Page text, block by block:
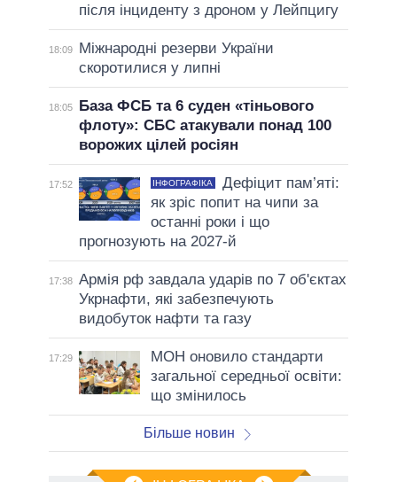
після інциденту з дроном у Лейпцигу
18:09
Міжнародні резерви України
скоротилися у липні
18:05
База ФСБ та 6 суден «тіньового
флоту»: СБС атакували понад 100
ворожих цілей росіян
17:52 ІНФОГРАФІКА
Дефіцит пам’яті:
як зріс попит на чипи за
останні роки і що
прогнозують на 2027-й
17:38 Армія рф завдала ударів по 7 об'єктах
Укрнафти, які забезпечують
видобуток нафти та газу
17:29
МОН оновило стандарти
загальної середньої освіти:
що змінилось
Більше новин